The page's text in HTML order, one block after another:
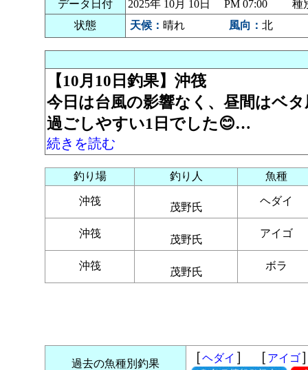
データ日付
2025年 10月 10日 PM 07:00 種
状態
天候： 晴れ 風向： 北
【10月10日釣果】沖筏
今日は台風の影響なく、昼間はベ
過ごしやすい1日でした😊…
続きを読む
釣り場 釣り人 魚種
沖筏
茂野氏
ヘダイ
沖筏
茂野氏
アイゴ
沖筏
茂野氏
ボラ
過去の魚種別釣果 ［ヘダイ ］ ［ アイゴ